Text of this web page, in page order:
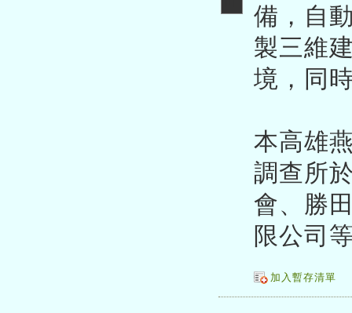
備，自
製三維
境，同
本高雄
調查所
會、勝
限公司
加入暫存清單